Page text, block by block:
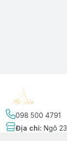
098 500 4791
Địa chỉ: Ngõ